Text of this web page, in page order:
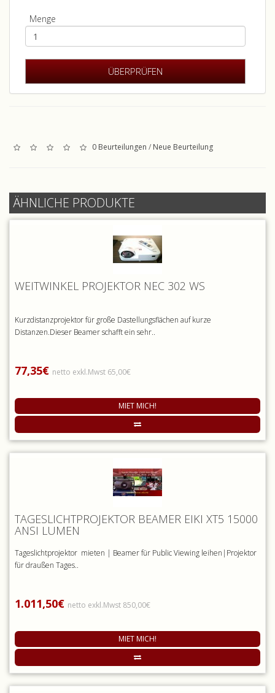
Menge
0 Beurteilungen / Neue Beurteilung
ÄHNLICHE PRODUKTE
WEITWINKEL PROJEKTOR NEC 302 WS
Kurzdistanzprojektor für große Dastellungsflächen auf kurze
Distanzen.Dieser Beamer schafft ein sehr..
77,35€ netto exkl.Mwst 65,00€
MIET MICH!
TAGESLICHTPROJEKTOR BEAMER EIKI XT5 15000
ANSI LUMEN
Tageslichtprojektor mieten | Beamer für Public Viewing leihen|Projektor
für draußen Tages..
1.011,50€ netto exkl.Mwst 850,00€
MIET MICH!